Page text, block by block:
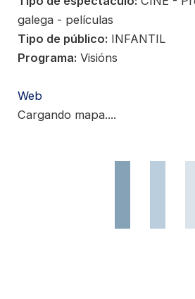
galega - películas
Tipo de público: INFANTIL
Programa: Visións
Web
Cargando mapa....